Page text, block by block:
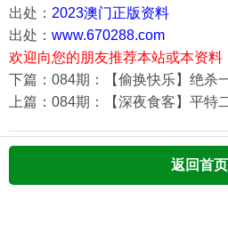
出处： 2023澳门正版资料
出处： www.670288.com
欢迎向您的朋友推荐本站或本资料
下篇：084期：【偷换快乐】绝杀
上篇：084期：【深夜食客】平特
返回首页